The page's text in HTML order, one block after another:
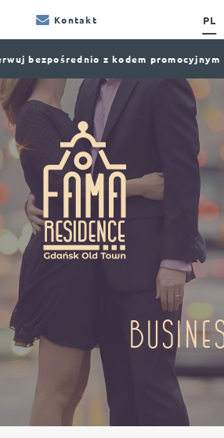
Kontakt PL
bezpośrednio z kodem promocyjnym